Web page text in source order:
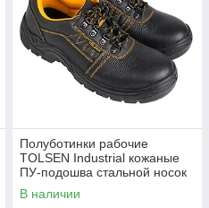
Полуботинки рабочие
TOLSEN Industrial кожаные
ПУ-подошва стальной носок
размер 45 45327
В наличии